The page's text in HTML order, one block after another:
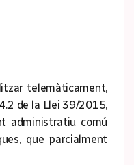
telemàticament,
de la Llei 39/2015,
administratiu comú
que parcialment